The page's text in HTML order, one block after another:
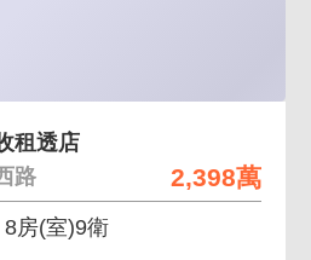
2,398萬
租透店
路
8房(室)9衛